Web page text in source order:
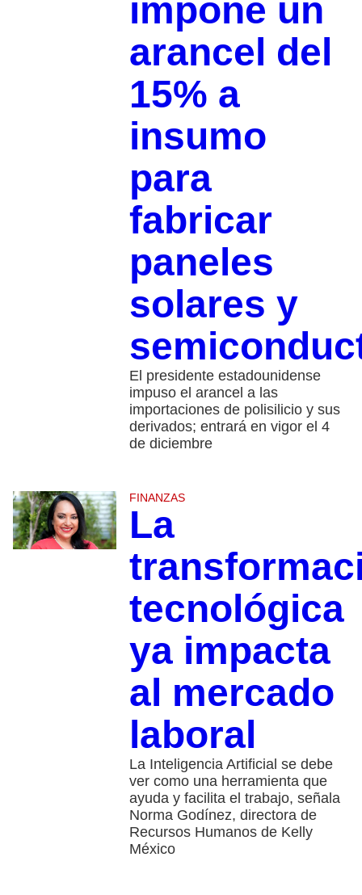
impone un
arancel del
15% a
insumo
para
fabricar
paneles
solares y
El presidente estadounidense
impuso el arancel a las
importaciones de polisilicio y sus
derivados; entrará en vigor el 4
de diciembre
FINANZAS
La
tecnológica
ya impacta
al mercado
laboral
La Inteligencia Artificial se debe
ver como una herramienta que
ayuda y facilita el trabajo, señala
Norma Godínez, directora de
Recursos Humanos de Kelly
México